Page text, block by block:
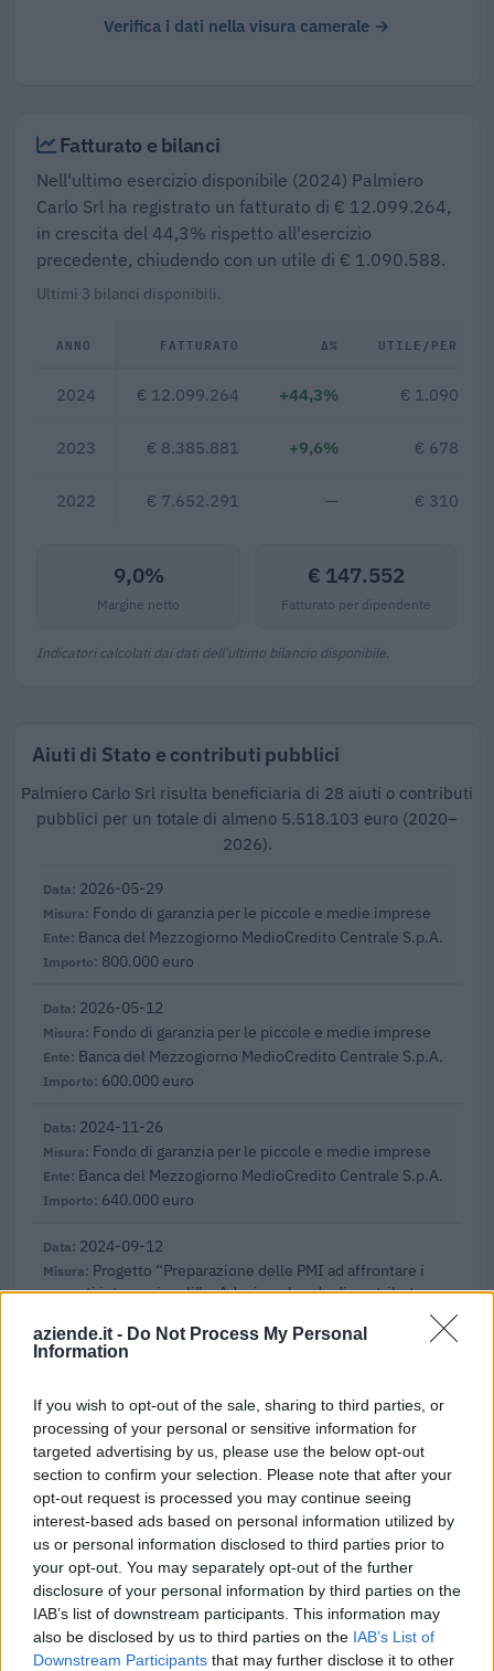
aziende.it - Do Not Process My Personal
Information
If you wish to opt-out of the sale, sharing to third parties, or
processing of your personal or sensitive information for
targeted advertising by us, please use the below opt-out
section to confirm your selection. Please note that after your
opt-out request is processed you may continue seeing
interest-based ads based on personal information utilized by
us or personal information disclosed to third parties prior to
your opt-out. You may separately opt-out of the further
disclosure of your personal information by third parties on the
IAB’s list of downstream participants. This information may
also be disclosed by us to third parties on the IAB’s List of
Downstream Participants that may further disclose it to other
Verifica i dati nella visura camerale →
Fatturato e bilanci
Nell'ultimo esercizio disponibile (2024) Palmiero
Carlo Srl ha registrato un fatturato di € 12.099.264,
in crescita del 44,3% rispetto all'esercizio
precedente, chiudendo con un utile di € 1.090.588.
Ultimi 3 bilanci disponibili.
ANNO FATTURATO Δ% UTILE/PERDITA
2024 € 12.099.264 +44,3% € 1.090.588
2023 € 8.385.881 +9,6% € 678.642
2022 € 7.652.291 — € 310.320
9,0%
Margine netto
€ 147.552
Fatturato per dipendente
Indicatori calcolati dai dati dell'ultimo bilancio disponibile.
Aiuti di Stato e contributi pubblici
Palmiero Carlo Srl risulta beneficiaria di 28 aiuti o contributi
pubblici per un totale di almeno 5.518.103 euro (2020–
2026).
2026-05-29
Fondo di garanzia per le piccole e medie imprese
Banca del Mezzogiorno MedioCredito Centrale S.p.A.
800.000 euro
2026-05-12
Fondo di garanzia per le piccole e medie imprese
Banca del Mezzogiorno MedioCredito Centrale S.p.A.
600.000 euro
2024-11-26
Fondo di garanzia per le piccole e medie imprese
Banca del Mezzogiorno MedioCredito Centrale S.p.A.
640.000 euro
2024-09-12
Progetto “Preparazione delle PMI ad affrontare i
mercati internazionali” – Adozione bando di contributo
Camera di commercio di Alessandria-Asti
5.150 euro
2024-05-20
Regolamento per i fondi interprofessionali per la
formazione continua per la concessioni di aiuti di stato
esentati ai s
Fapi - Fondo Formazione PMI
7.676 euro
2023-04-22
SA.57496 (2021/N) – Italy – Broadband vouchers
for SMEs
INFRATEL ITALIA S.P.A.